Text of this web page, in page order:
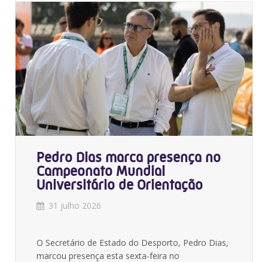
Pedro Dias marca presença no
Campeonato Mundial
Universitário de Orientação
31 julho 2026
O Secretário de Estado do Desporto, Pedro Dias,
marcou presença esta sexta-feira no